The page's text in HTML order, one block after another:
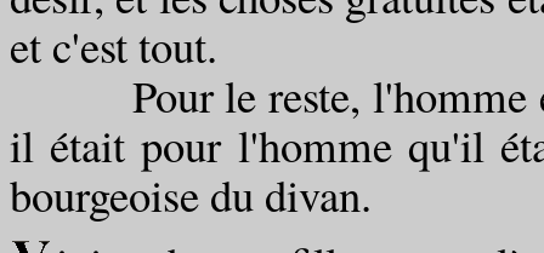
et c'est tout.
Pour le reste, l'homme
il était pour l'homme qu'il
bourgeoise du divan.